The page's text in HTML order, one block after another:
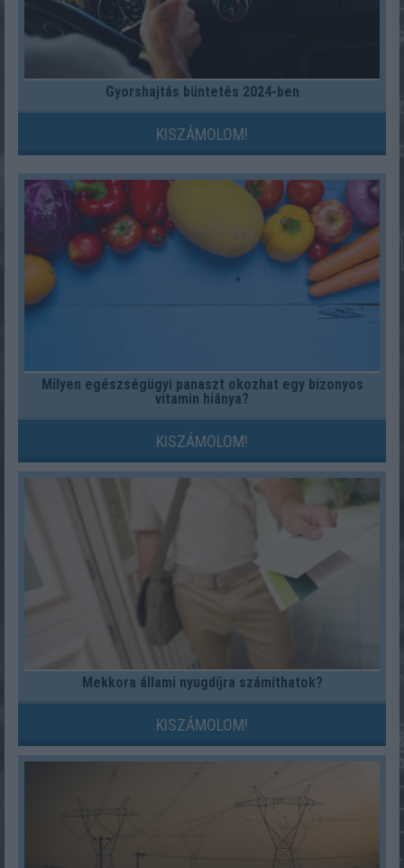
Gyorshajtás büntetés 2024-ben
KISZÁMOLOM!
Milyen egészségügyi panaszt okozhat egy bizonyos
vitamin hiánya?
KISZÁMOLOM!
Mekkora állami nyugdíjra számíthatok?
KISZÁMOLOM!